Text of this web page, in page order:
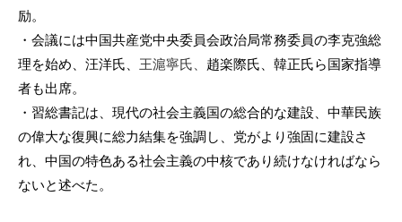
励。
・会議には中国共産党中央委員会政治局常務委員の李克強総
理を始め、汪洋氏、 王滬寧氏、 趙楽際氏、韓正氏ら国家指導
者も出席。
・習総書記は、現代の社会主義国の総合的な建設、 中華民族
の偉大な復興に総力結集を強調し、 党がより強固に建設さ
れ、 中国の特色ある社会主義の中核であり続けなければなら
ないと述べた。